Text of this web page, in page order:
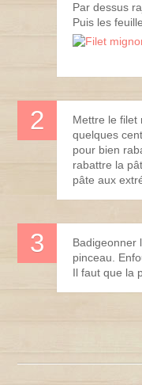
Par dessus
Puis les
Mettre le filet
quelques
pour bien
rabattre la
pâte aux
Badigeonner
pinceau.
Il faut que la